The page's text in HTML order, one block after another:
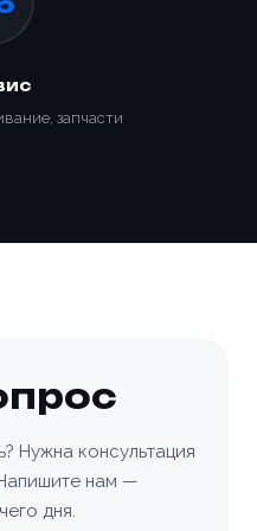
запчасти
Нужна консультация
нам —
дня.